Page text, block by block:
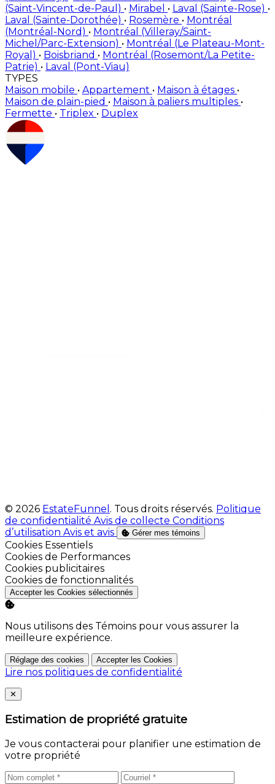
(Saint-Vincent-de-Paul) • Mirabel • Laval (Sainte-Rose) •
Laval (Sainte-Dorothée) • Rosemère • Montréal
(Montréal-Nord) • Montréal (Villeray/Saint-
Michel/Parc-Extension) • Montréal (Le Plateau-Mont-
Royal) • Boisbriand • Montréal (Rosemont/La Petite-
Patrie) • Laval (Pont-Viau)
TYPES
Maison mobile • Appartement • Maison à étages •
Maison de plain-pied • Maison à paliers multiples •
Fermette • Triplex • Duplex
© 2026 EstateFunnel . Tous droits réservés. Politique
de confidentialité Avis de collecte Conditions
d’utilisation Avis et avis Gérer mes témoins
Activer
Cookies Essentiels
Activer
Cookies de Performances
Activer
Cookies publicitaires
Activer
Cookies de fonctionnalités
Accepter les Cookies sélectionnés
Nous utilisons des Témoins pour vous assurer la
meilleure expérience.
Réglage des cookies Accepter les Cookies
Lire nos politiques de confidentialité
Close
✕
Estimation de propriété gratuite
Je vous contacterai pour planifier une estimation de
votre propriété